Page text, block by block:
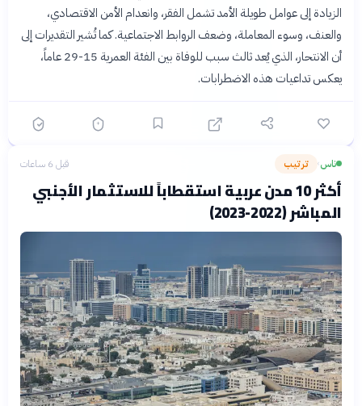
الزيادة إلى عوامل طويلة الأمد تشمل الفقر، وانعدام الأمن الاقتصادي،
والعنف، وسوء المعاملة، وضعف الروابط الاجتماعية. كما تُشير التقديرات إلى
أن الانتحار، الذي يُعد ثالث سبب للوفاة بين الفئة العمرية 15-29 عاماً،
يعكس تداعيات هذه الاضطرابات.
ناس› ترتيب قبل 6 ساعات
أكثر 10 مدن عربية استقطاباً للاستثمار الأجنبي
المباشر (2022-2023)